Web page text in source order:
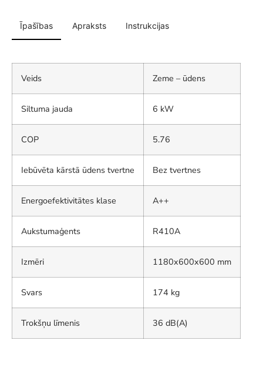
Īpašības Apraksts Instrukcijas
Veids Zeme – ūdens
Siltuma jauda 6 kW
COP 5.76
Iebūvēta kārstā ūdens tvertne Bez tvertnes
Energoefektivitātes klase A++
Aukstumaģents R410A
Izmēri 1180x600x600 mm
Svars 174 kg
Trokšņu līmenis 36 dB(A)